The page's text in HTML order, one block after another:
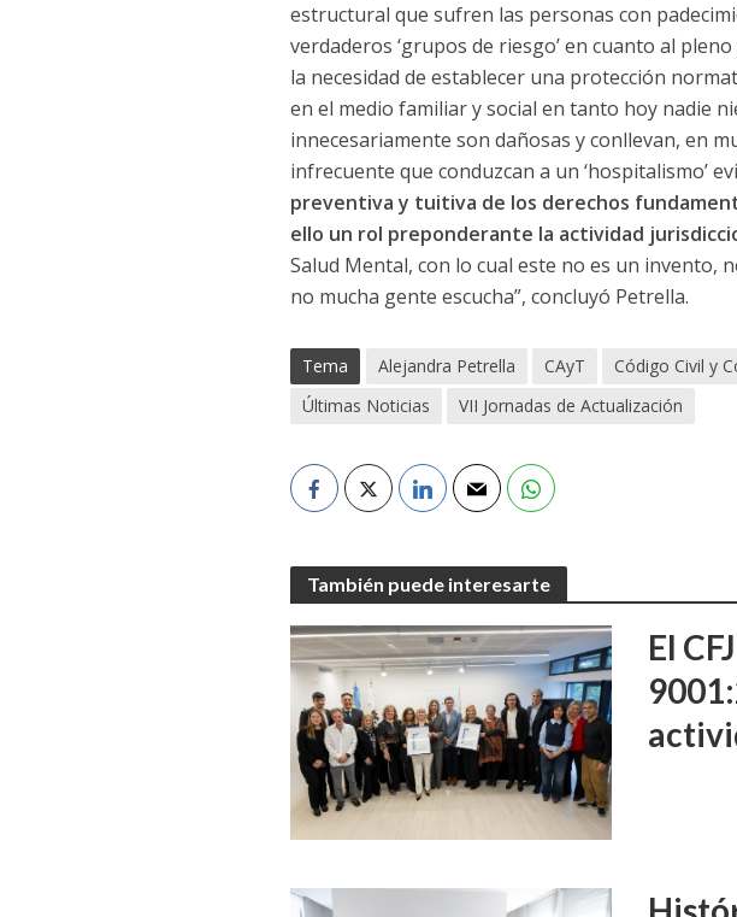
estructural que sufren las personas con
verdaderos ‘grupos de riesgo’ en cuanto al
la necesidad de establecer una protección
en el medio familiar y social en tanto hoy nadie
innecesariamente son dañosas y conllevan, en
infrecuente que conduzcan a un ‘hospitalismo’
preventiva y tuitiva de los derechos
ello un rol preponderante la actividad
Salud Mental, con lo cual este no es un invento,
no mucha gente escucha”, concluyó Petrella.
Tema Alejandra Petrella CAyT Código Civil y
Últimas Noticias
VII Jornadas de Actualización
También puede interesarte
El